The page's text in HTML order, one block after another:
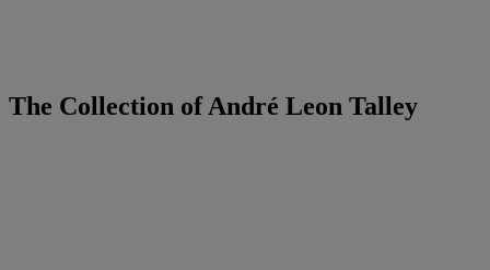
The Collection of André Leon Talley